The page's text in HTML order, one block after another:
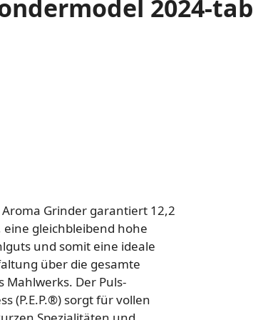
2024-
Grinder garantiert 12,2
gleichbleibend hohe
und somit eine ideale
über die gesamte
Mahlwerks. Der Puls-
(P.E.P.®) sorgt für vollen